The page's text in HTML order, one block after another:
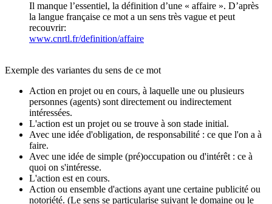
Il manque l’essentiel, la définition d’une « affaire ». D’après
la langue française ce mot a un sens très vague et peut
recouvrir:
www.cnrtl.fr/definition/affaire
Exemple des variantes du sens de ce mot
Action en projet ou en cours, à laquelle une ou plusieurs
personnes (agents) sont directement ou indirectement
intéressées.
L'action est un projet ou se trouve à son stade initial.
Avec une idée d'obligation, de responsabilité : ce que l'on a à
faire.
Avec une idée de simple (pré)occupation ou d'intérêt : ce à
quoi on s'intéresse.
L'action est en cours.
Action ou ensemble d'actions ayant une certaine publicité ou
notoriété. (Le sens se particularise suivant le domaine ou le